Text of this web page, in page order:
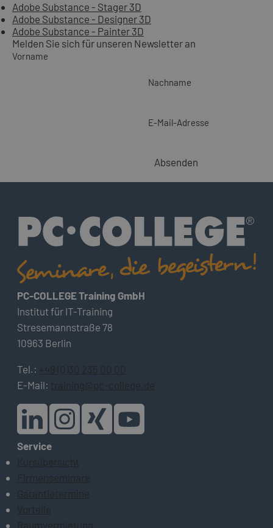
Adobe Substance - Stager 3D
Adobe Substance - Designer 3D
Adobe Substance - Painter 3D
Melden Sie sich für unseren Newsletter an
Vorname
Nachname
E-Mail-Adresse
Absenden
PC-COLLEGE Training GmbH
Institut für IT-Training
Stresemannstraße 78
10963 Berlin
Tel.: +49 (0)30 235 00 00
E-Mail: training@pc-college.de
Service
Kursübersicht
Firmenseminare
Garantietermine
Vorteile
Raumvermietung